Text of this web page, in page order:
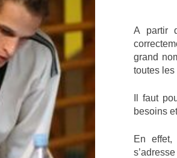
A partir
grand
toutes les
Il faut
besoins
En